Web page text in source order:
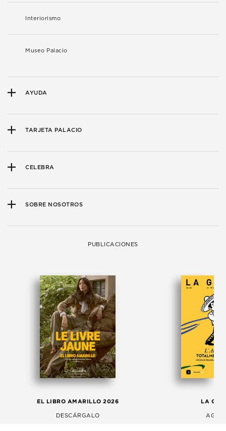
Interiorismo
Museo Palacio
AYUDA
TARJETA PALACIO
CELEBRA
SOBRE NOSOTROS
PUBLICACIONES
EL LIBRO AMARILLO 2026
DESCÁRGALO
LA